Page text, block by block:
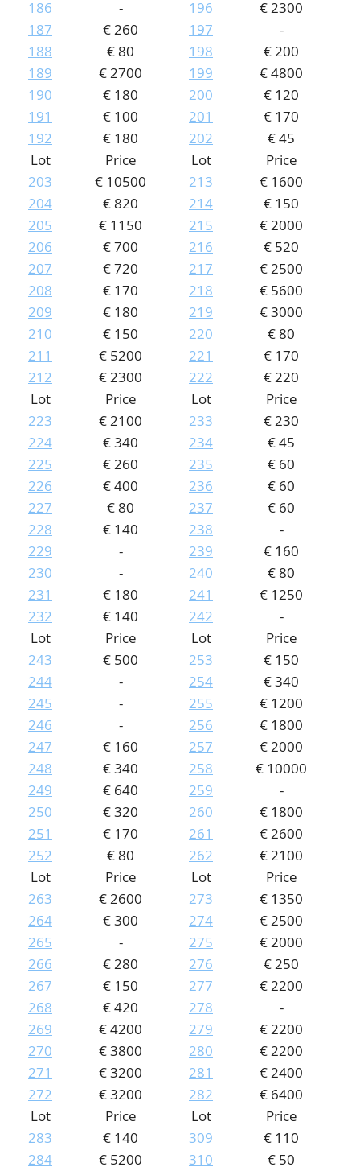
186
-
187
€ 260
188
€ 80
189
€ 2700
190
€ 180
191
€ 100
192
€ 180
196
€ 2300
197
-
198
€ 200
199
€ 4800
200
€ 120
201
€ 170
202
€ 45
Lot
Price
203
€ 10500
204
€ 820
205
€ 1150
206
€ 700
207
€ 720
208
€ 170
209
€ 180
210
€ 150
211
€ 5200
212
€ 2300
Lot
Price
213
€ 1600
214
€ 150
215
€ 2000
216
€ 520
217
€ 2500
218
€ 5600
219
€ 3000
220
€ 80
221
€ 170
222
€ 220
Lot
Price
223
€ 2100
224
€ 340
225
€ 260
226
€ 400
227
€ 80
228
€ 140
229
-
230
-
231
€ 180
232
€ 140
Lot
Price
233
€ 230
234
€ 45
235
€ 60
236
€ 60
237
€ 60
238
-
239
€ 160
240
€ 80
241
€ 1250
242
-
Lot
Price
243
€ 500
244
-
245
-
246
-
247
€ 160
248
€ 340
249
€ 640
250
€ 320
251
€ 170
252
€ 80
Lot
Price
253
€ 150
254
€ 340
255
€ 1200
256
€ 1800
257
€ 2000
258
€ 10000
259
-
260
€ 1800
261
€ 2600
262
€ 2100
Lot
Price
263
€ 2600
264
€ 300
265
-
266
€ 280
267
€ 150
268
€ 420
269
€ 4200
270
€ 3800
271
€ 3200
272
€ 3200
Lot
Price
273
€ 1350
274
€ 2500
275
€ 2000
276
€ 250
277
€ 2200
278
-
279
€ 2200
280
€ 2200
281
€ 2400
282
€ 6400
Lot
Price
283
€ 140
284
€ 5200
Lot
Price
309
€ 110
310
€ 50